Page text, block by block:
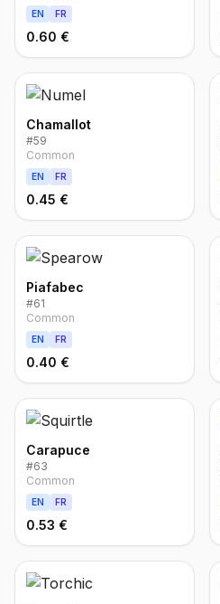
EN FR
0.60 €
Chamallot
#59
Common
EN FR
0.45 €
Piafabec
#61
Common
EN FR
0.40 €
Carapuce
#63
Common
EN FR
0.53 €